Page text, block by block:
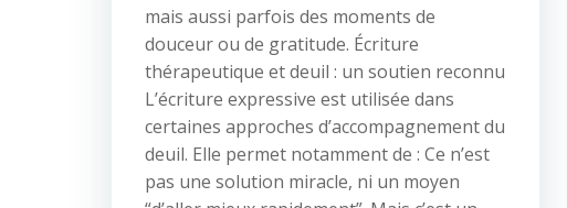
mais aussi parfois des moments de
douceur ou de gratitude. Écriture
thérapeutique et deuil : un soutien reconnu
L’écriture expressive est utilisée dans
certaines approches d’accompagnement du
deuil. Elle permet notamment de : Ce n’est
pas une solution miracle, ni un moyen